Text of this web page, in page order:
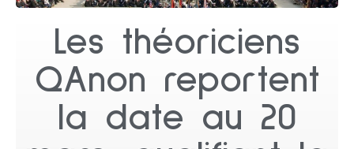
Les théoriciens
QAnon reportent
la date au 20